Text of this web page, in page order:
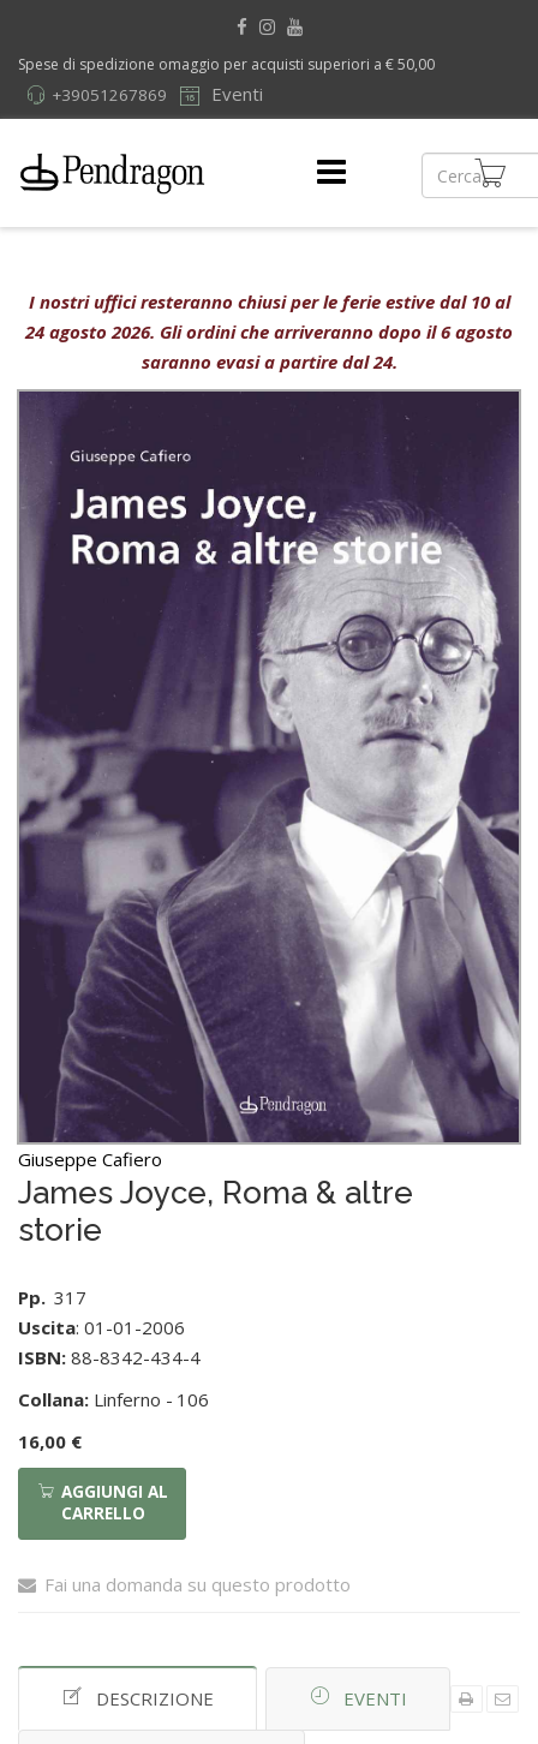
Spese di spedizione omaggio per acquisti superiori a € 50,00
Eventi
+39051267869
I nostri uffici resteranno chiusi per le ferie estive dal 10 al
24 agosto 2026. Gli ordini che arriveranno dopo il 6 agosto
saranno evasi a partire dal 24.
Giuseppe Cafiero
James Joyce, Roma & altre
storie
Pp. 317
Uscita: 01-01-2006
ISBN: 88-8342-434-4
Collana: Linferno - 106
16,00 €
AGGIUNGI AL
CARRELLO
Fai una domanda su questo prodotto
DESCRIZIONE EVENTI